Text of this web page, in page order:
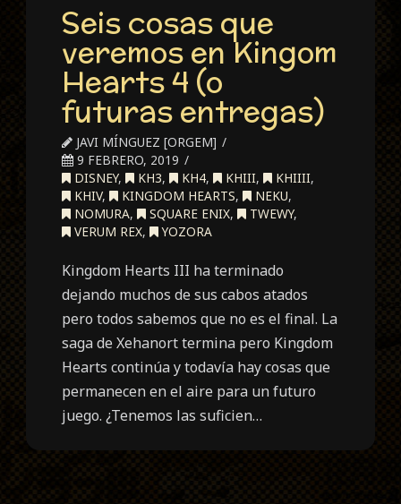
Seis cosas que
veremos en Kingom
Hearts 4 (o
futuras entregas)
JAVI MÍNGUEZ [ORGEM]
9 FEBRERO, 2019
DISNEY, KH3, KH4, KHIII, KHIIII,
KHIV, KINGDOM HEARTS, NEKU,
NOMURA, SQUARE ENIX, TWEWY,
VERUM REX, YOZORA
Kingdom Hearts III ha terminado
dejando muchos de sus cabos atados
pero todos sabemos que no es el final. La
saga de Xehanort termina pero Kingdom
Hearts continúa y todavía hay cosas que
permanecen en el aire para un futuro
juego. ¿Tenemos las suficien…